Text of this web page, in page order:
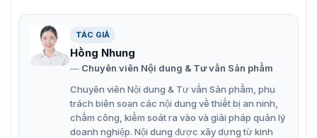
đọc thẻ nhanh. Được thiết kế với vỏ kim loại, có độ bền
cơ học cao sử dụng ổn định trong thời gian dài.
Đọc thẻ EM tần số 125KHz.
Chất liệu vỏ kim loại, chống phá hoại
Thiết bị có khả năng kiểm soát an ninh ra/vào.
TÁC GIẢ
Hồng Nhung
Chuyên viên Nội dung & Tư vấn Sản phẩm
Chuyên viên Nội dung & Tư vấn Sản phẩm, phụ
trách biên soạn các nội dung về thiết bị an ninh,
chấm công, kiểm soát ra vào và giải pháp quản lý
doanh nghiệp. Nội dung được xây dựng từ kinh